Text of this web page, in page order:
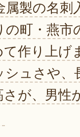
属製の名刺
の町・燕市
て作り上げ
シュさや、
が、男性